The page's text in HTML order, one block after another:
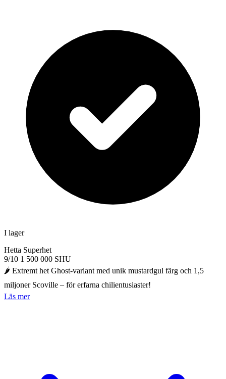
I lager
Hetta Superhet
9/10 1 500 000 SHU
🌶️ Extremt het Ghost-variant med unik mustardgul färg och 1,5
miljoner Scoville – för erfarna chilientusiaster!
Läs mer